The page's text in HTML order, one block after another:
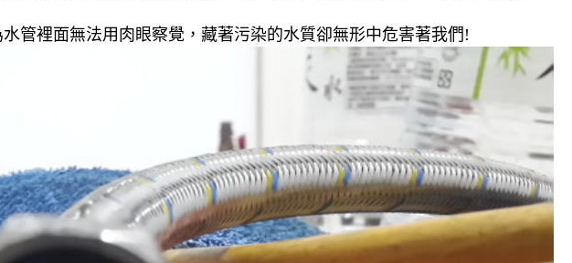
管裡面無法用肉眼察覺，藏著污染的水質卻無形中危害著我們!